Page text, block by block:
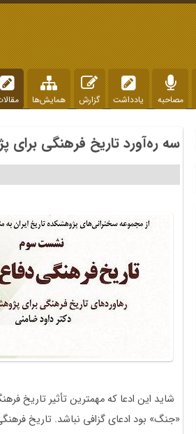
مصاحبه یادداشت گزارش همایش‌ها
سه ره‌آورد تاریخ فرهنگی
شاید این ادعا که مهمترین تأثیر تاریخ
«جنگ» بود ادعای گزافی نباشد. تاریخ